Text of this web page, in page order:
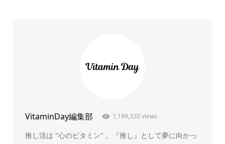
VitaminDay編集部 1,199,320 views
推し活は "心のビタミン" 。『推し』として夢に向かっ